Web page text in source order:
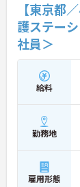
【東京都
護ステー
社員＞
給料
勤務地
雇用形態